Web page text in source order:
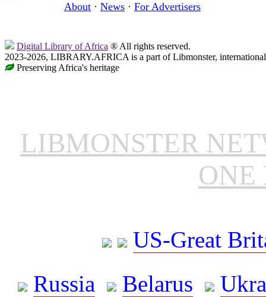
About · News · For Advertisers
Digital Library of Africa ® All rights reserved.
2023-2026, LIBRARY.AFRICA is a part of Libmonster,
Preserving Africa's heritage
LIBMONSTER
ONE
US-Great
Russia
Belarus